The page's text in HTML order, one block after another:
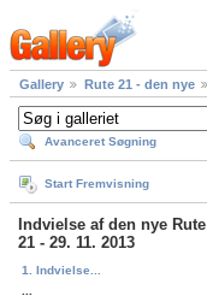
Gallery Rute 21 - den nye
Avanceret Søgning
Start Fremvisning
Indvielse af den nye Rute
21 - 29. 11. 2013
1. Indvielse...